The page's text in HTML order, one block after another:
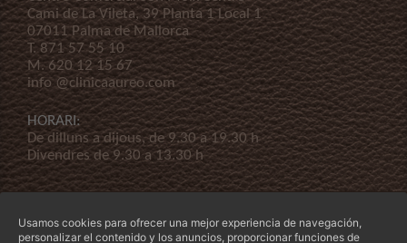
Cami de La Vileta, 39 Planta 1 Local 1
07011 Palma de Mallorca
T.871 57 55 10
M.620 12 15 67
info @clinicaaureo.com
HORARI:
De dilluns a dijous, de 9.30 a 19.30 h
Divendres de 9.30 a 13.30 h
Usamos cookies para ofrecer una mejor experiencia de navegación,
personalizar el contenido y los anuncios, proporcionar funciones de